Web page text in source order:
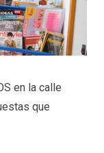
en la calle
que